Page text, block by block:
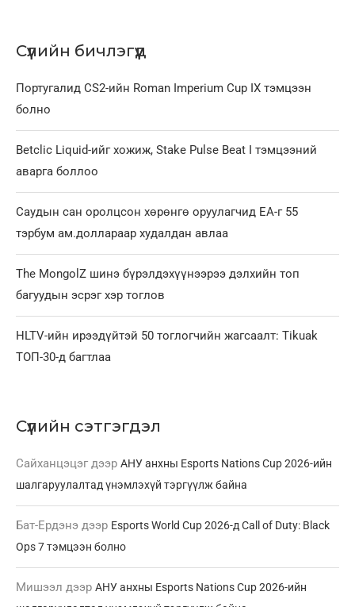
Сүүлийн бичлэгүүд
Португалид CS2-ийн Roman Imperium Cup IX тэмцээн
болно
Betclic Liquid-ийг хожиж, Stake Pulse Beat I тэмцээний
аварга боллоо
Саудын сан оролцсон хөрөнгө оруулагчид EA-г 55
тэрбум ам.доллараар худалдан авлаа
The MongolZ шинэ бүрэлдэхүүнээрээ дэлхийн топ
багуудын эсрэг хэр тоглов
HLTV-ийн ирээдүйтэй 50 тоглогчийн жагсаалт: Tikuak
ТОП-30-д багтлаа
Сүүлийн сэтгэгдэл
Сайханцэцэг дээр АНУ анхны Esports Nations Cup 2026-ийн
шалгаруулалтад үнэмлэхүй тэргүүлж байна
Бат-Ердэнэ дээр Esports World Cup 2026-д Call of Duty: Black
Ops 7 тэмцээн болно
Мишээл дээр АНУ анхны Esports Nations Cup 2026-ийн